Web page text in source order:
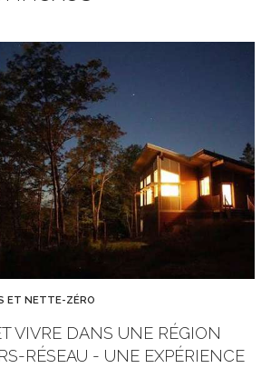
ET NETTE-ZÉRO
VIVRE DANS UNE RÉGION
RÉSEAU - UNE EXPÉRIENCE